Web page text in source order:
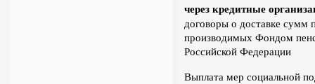
через кредитные
договоры о доставке
производимых Фондом
Российской Федерации
Выплата мер